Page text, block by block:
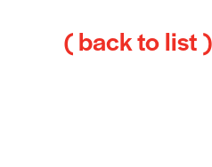
( back to list )